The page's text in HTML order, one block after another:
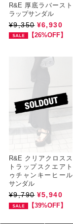
R&E 厚底ラバースト
ラップサンダル
¥9,350 ¥6,930
【26%OFF】
R&E クリアクロスス
トラップスクエアト
ゥチャンキーヒール
サンダル
¥9,790 ¥5,940
【39%OFF】